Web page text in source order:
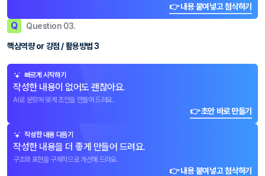
👉 내용 붙여넣고 첨삭하기
Q Question 03.
핵심역량 or 강점 / 활용방법 3
빠르게 시작하기
작성한 내용이 없어도 괜찮아요.
AI로 문항에 맞게 초안을 만들어 드려요.
👉 초안 바로 만들기
작성한 내용 다듬기
작성한 내용을 더 좋게 만들어 드려요.
구조와 표현을 구체적으로 개선해 드려요.
👉 내용 붙여넣고 첨삭하기